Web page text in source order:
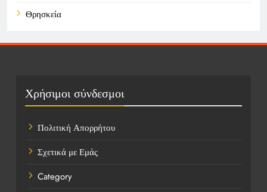
Θρησκεία
Πολιτική
Υγεία
Ψυχαγωγία
Χρήσιμοι σύνδεσμοι
Πολιτική Απορρήτου
Σχετικά με Εμάς
Category